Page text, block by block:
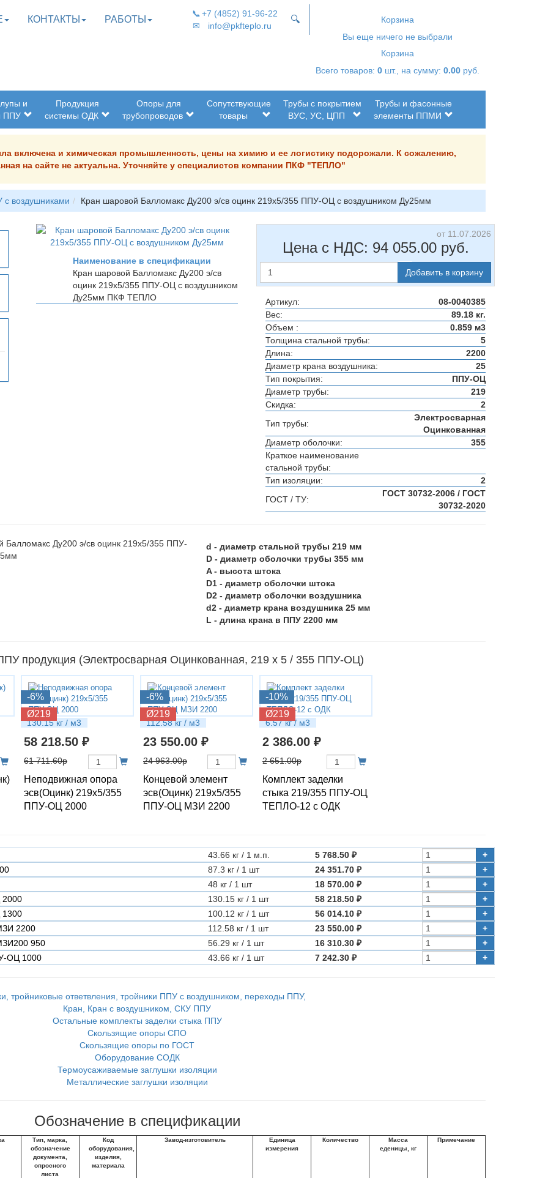
КОНТАКТЫ РАБОТЫ
📞
✉
+7 (4852) 91-96-22
info@pkfteplo.ru
Корзина
Вы еще ничего не выбрали
Корзина
Всего товаров: 0 шт., на сумму: 0.00 руб.
🔍
и
ППУ
Продукция
системы ОДК
Опоры для
трубопроводов
Сопутствующие
товары
Трубы с покрытием
ВУС, УС, ЦПП
Трубы и фасонные
элементы ППМИ
включена и химическая промышленность, цены на химию и ее логистику подорожали. К сожалению,
на сайте не актуальна. Уточняйте у специалистов компании ПКФ "ТЕПЛО"
воздушниками Кран шаровой Балломакс Ду200 э/св оцинк 219х5/355 ППУ-ОЦ с воздушником Ду25мм
Наименование в спецификации
Кран шаровой Балломакс Ду200 э/св
оцинк 219х5/355 ППУ-ОЦ с воздушником
Ду25мм ПКФ ТЕПЛО
от 11.07.2026
Цена с НДС: 94 055.00руб.
Добавить в корзину
Артикул:
08-0040385
Вес:
89.18 кг.
Объем :
0.859 м3
Толщина стальной трубы:
5
Длина:
2200
Диаметр крана воздушника:
25
Тип покрытия:
ППУ-ОЦ
Диаметр трубы:
219
Скидка:
2
Тип трубы:
Электросварная
Оцинкованная
Диаметр оболочки:
355
Краткое наименование
стальной трубы:
Тип изоляции:
2
ГОСТ / ТУ:
ГОСТ 30732-2006 / ГОСТ
30732-2020
d - диаметр стальной трубы 219 мм
D - диаметр оболочки трубы 355 мм
A - высота штока
D1 - диаметр оболочки штока
D2 - диаметр оболочки воздушника
d2 - диаметр крана воздушника 25 мм
L - длина крана в ППУ 2200 мм
продукция (Электросварная Оцинкованная, 219 х 5 / 355 ППУ-ОЦ)
-6%
Ø219
130.15 кг / м3
58 218.50 ₽
61 711.60р
Неподвижная опора
эсв(Оцинк) 219х5/355
ППУ-ОЦ 2000
-6%
Ø219
112.58 кг / м3
23 550.00 ₽
24 963.00р
Концевой элемент
эсв(Оцинк) 219х5/355
ППУ-ОЦ МЗИ 2200
-10%
Ø219
6.57 кг / м3
2 386.00 ₽
2 651.00р
Комплект заделки
стыка 219/355 ППУ-ОЦ
ТЕПЛО-12 с ОДК
43.66 кг / 1 м.п. 5 768.50 ₽
+
87.3 кг / 1 шт 24 351.70 ₽
+
48 кг / 1 шт
18 570.00 ₽
+
2000
130.15 кг / 1 шт 58 218.50 ₽
+
1300
100.12 кг / 1 шт 56 014.10 ₽
+
2200
112.58 кг / 1 шт 23 550.00 ₽
+
950
56.29 кг / 1 шт 16 310.30 ₽
+
ОЦ 1000
43.66 кг / 1 шт 7 242.30 ₽ +
тройниковые ответвления, тройники ППУ с воздушником, переходы ППУ,
Кран, Кран с воздушником, СКУ ППУ
Остальные комплекты заделки стыка ППУ
Скользящие опоры СПО
Скользящие опоры по ГОСТ
Оборудование СОДК
Термоусаживаемые заглушки изоляции
Металлические заглушки изоляции
Обозначение в спецификации
Тип, марка,
обозначение
документа,
опросного
листа
Код
оборудования,
изделия,
материала
Завод-изготовитель
Единица
измерения
Количество
Масса
еденицы, кг
Примечание